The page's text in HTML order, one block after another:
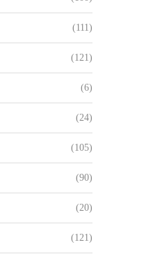
(111)
(121)
(6)
(24)
(105)
(90)
(20)
(121)